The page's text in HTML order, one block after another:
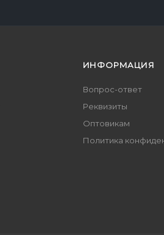
ИНФОРМАЦИЯ
Вопрос-ответ
Реквизиты
Оптовикам
Политика